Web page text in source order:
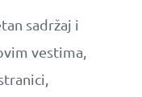
sadržaj i
vestima,